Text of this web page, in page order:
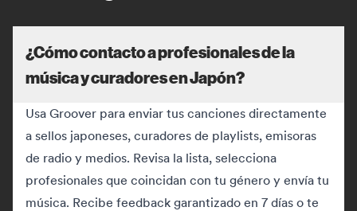
¿Cómo contacto a profesionales de la
música y curadores en Japón?
Usa Groover para enviar tus canciones directamente
a sellos japoneses, curadores de playlists, emisoras
de radio y medios. Revisa la lista, selecciona
profesionales que coincidan con tu género y envía tu
música. Recibe feedback garantizado en 7 días o te